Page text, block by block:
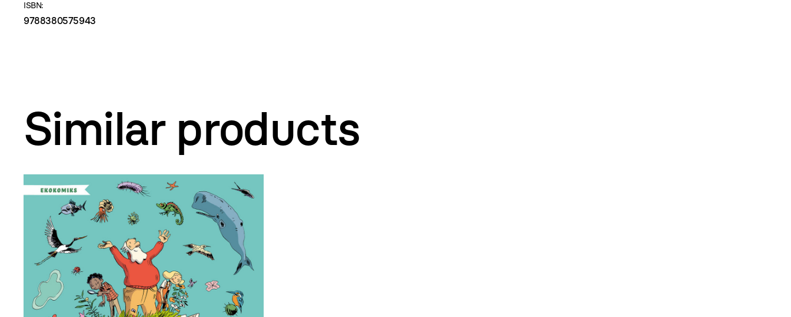
ISBN:
9788380575943
Similar products